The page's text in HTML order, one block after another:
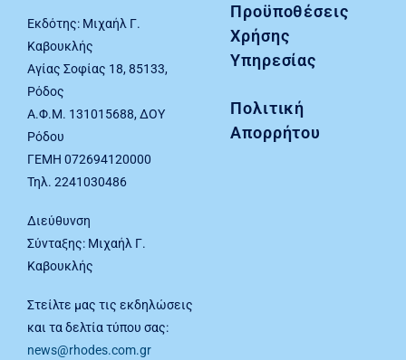
Εκδότης: Μιχαήλ Γ.
Καβουκλής
Αγίας Σοφίας 18, 85133,
Ρόδος
Α.Φ.Μ. 131015688, ΔΟΥ
Ρόδου
ΓΕΜΗ 072694120000
Τηλ. 2241030486
Διεύθυνση
Σύνταξης: Μιχαήλ Γ.
Καβουκλής
Στείλτε μας τις εκδηλώσεις
και τα δελτία τύπου σας:
news@rhodes.com.gr
Προϋποθέσεις
Χρήσης
Υπηρεσίας
Πολιτική
Απορρήτου